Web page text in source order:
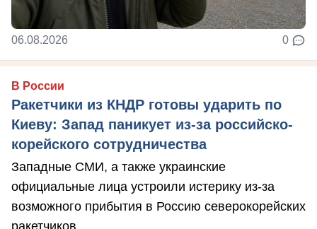
06.08.2026 0
В России
Ракетчики из КНДР готовы ударить по
Киеву: Запад паникует из-за российско-
корейского сотрудничества
Западные СМИ, а также украинские
официальные лица устроили истерику из-за
возможного прибытия в Россию северокорейских